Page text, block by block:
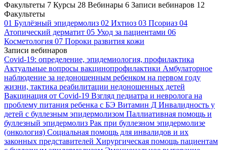
Факультеты 7 Курсы 28 Вебинары 6 Записи вебинаров 12
Факультеты
01 Буллёзный эпидермолиз 02 Ихтиоз 03 Псориаз 04
Атопический дерматит 05 Уход за пациентами 06
Косметология 07 Пороки развития кожи
Записи вебинаров
Covid-19: определение, эпидемиология, профилактика
Актуальные вопросы вакцинопрофилактики Амбулаторное
наблюдение за недоношенным ребенком на первом году
жизни, тактика реабилитации недоношенных детей
Вакцинация от Covid-19 Взгляд педиатра и невролога на
проблему питания ребенка с БЭ Витамин Д Инвалидность у
детей с буллезным эпидермолизом Паллиативная помощь и
буллезный эпидермолиз Рак при буллезном эпидермолизе
(онкология) Социальная помощь для инвалидов и их
законных представителей Хирургическая помощь пациентам